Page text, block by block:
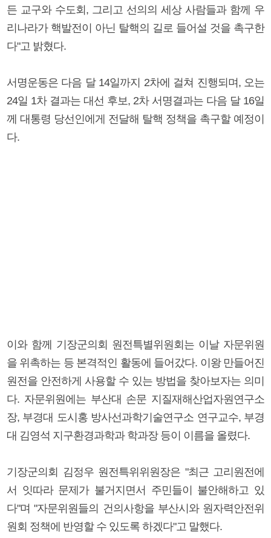
든 교구와 수도회, 그리고 선의의 세상 사람들과 함께 우
리나라가 핵발전이 아닌 탈핵의 길로 들어설 것을 촉구한
다"고 밝혔다.
서명운동은 다음 달 14일까지 2차에 걸쳐 진행되며, 오는
24일 1차 결과는 대선 후보, 2차 서명결과는 다음 달 16일
께 대통령 당선인에게 전달해 탈핵 정책을 촉구할 예정이
다.
이와 함께 기장군의회 원전특별위원회는 이날 자문위원
을 위촉하는 등 본격적인 활동에 들어갔다. 이왕 만들어진
원전을 안전하게 사용할 수 있는 방법을 찾아보자는 의미
다. 자문위원에는 부산대 손문 지질재해산업자원연구소
장, 부경대 도시홍 방사선과학기술연구소 연구교수, 부경
대 김영석 지구환경과학과 학과장 등이 이름을 올렸다.
기장군의회 김정우 원전특위위원장은 "최근 고리원전에
서 잇따라 문제가 불거지면서 주민들이 불안해하고 있
다"며 "자문위원들의 건의사항을 부산시와 원자력안전위
원회 정책에 반영할 수 있도록 하겠다"고 말했다.